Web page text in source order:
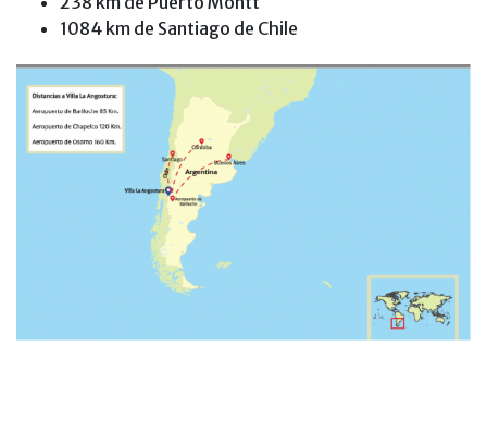
1084 km de Santiago de Chile